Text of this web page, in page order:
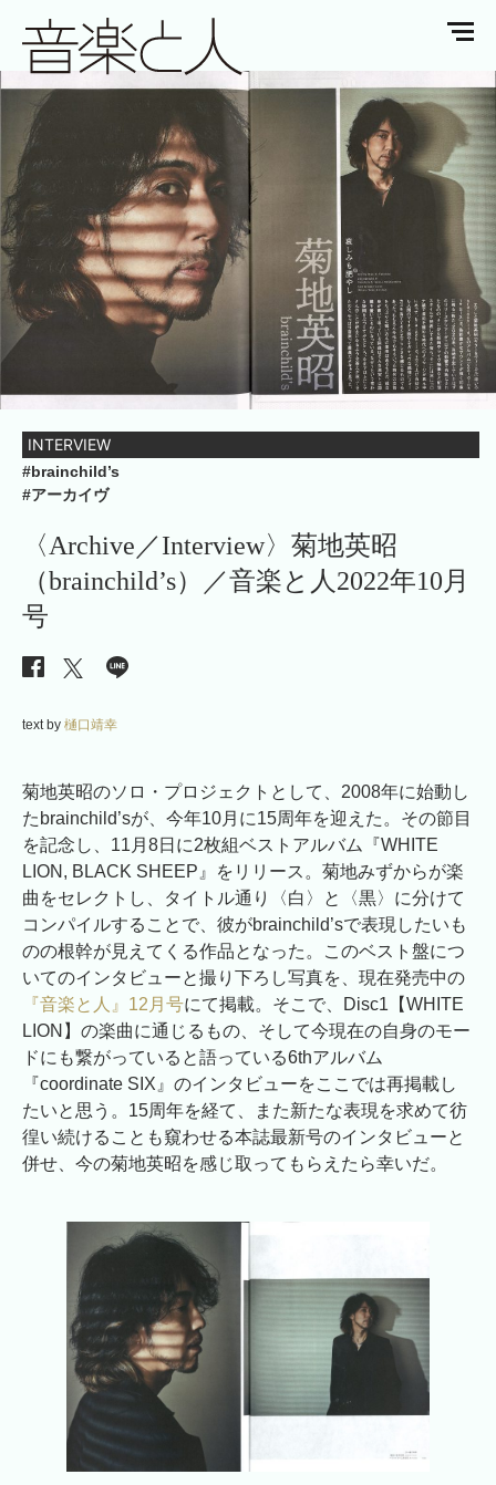
INTERVIEW
#brainchild’s
#アーカイヴ
〈Archive／Interview〉菊地英昭
（brainchild’s）／音楽と人2022年10月
号
text by 樋口靖幸
菊地英昭のソロ・プロジェクトとして、2008年に始動し
たbrainchild’sが、今年10月に15周年を迎えた。その節目
を記念し、11月8日に2枚組ベストアルバム『WHITE
LION, BLACK SHEEP』をリリース。菊地みずからが楽
曲をセレクトし、タイトル通り〈白〉と〈黒〉に分けて
コンパイルすることで、彼がbrainchild’sで表現したいも
のの根幹が見えてくる作品となった。このベスト盤につ
いてのインタビューと撮り下ろし写真を、現在発売中の
『音楽と人』12月号にて掲載。そこで、Disc1【WHITE
LION】の楽曲に通じるもの、そして今現在の自身のモー
ドにも繋がっていると語っている6thアルバム
『coordinate SIX』のインタビューをここでは再掲載し
たいと思う。15周年を経て、また新たな表現を求めて彷
徨い続けることも窺わせる本誌最新号のインタビューと
併せ、今の菊地英昭を感じ取ってもらえたら幸いだ。